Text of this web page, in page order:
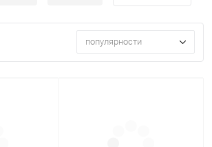
популярности